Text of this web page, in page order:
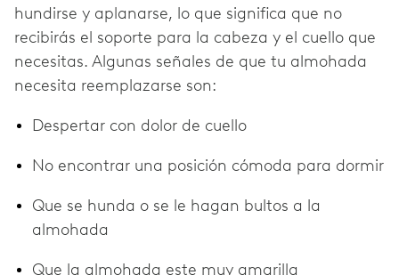
hundirse y aplanarse, lo que significa que no
recibirás el soporte para la cabeza y el cuello que
necesitas. Algunas señales de que tu almohada
necesita reemplazarse son:
Despertar con dolor de cuello
No encontrar una posición cómoda para dormir
Que se hunda o se le hagan bultos a la
almohada
Que la almohada este muy amarilla